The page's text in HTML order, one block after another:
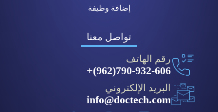
إضافة وظيفة
تواصل معنا
رقم الهاتف
790-932-606(962)+
البريد الإلكتروني
info@doctech.com